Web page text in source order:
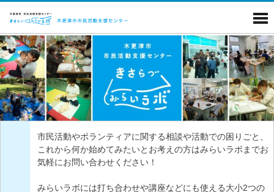
市民活動やボランティアに関する相談や活動での困りごと、
これから何か始めてみたいとお考えの方はみらいラボまでお
気軽にお問い合わせください！
みらいラボには打ち合わせや講座などにも使える大小2つの